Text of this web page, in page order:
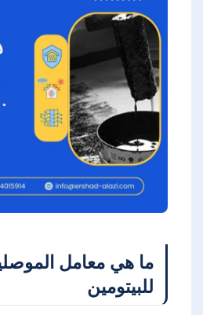
ما هي معامل
للبيتومين